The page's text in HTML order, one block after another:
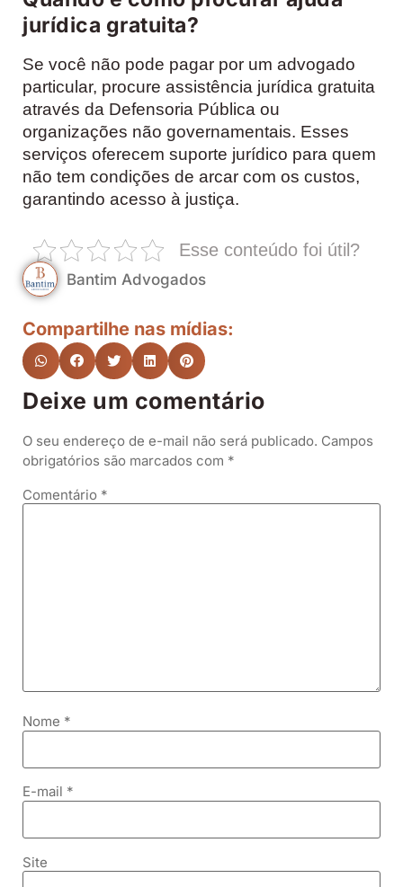
jurídica gratuita?
Se você não pode pagar por um advogado
particular, procure assistência jurídica gratuita
através da Defensoria Pública ou
organizações não governamentais. Esses
serviços oferecem suporte jurídico para quem
não tem condições de arcar com os custos,
garantindo acesso à justiça.
Esse conteúdo foi útil?
Bantim Advogados
Compartilhe nas mídias:
Deixe um comentário
O seu endereço de e-mail não será publicado. Campos
obrigatórios são marcados com *
Comentário *
Nome *
E-mail *
Site